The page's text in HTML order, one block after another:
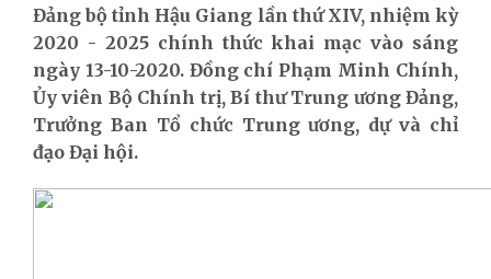
Đảng bộ tỉnh Hậu Giang lần thứ XIV, nhiệm kỳ
2020 - 2025 chính thức khai mạc vào sáng
ngày 13-10-2020. Đồng chí Phạm Minh Chính,
Ủy viên Bộ Chính trị, Bí thư Trung ương Đảng,
Trưởng Ban Tổ chức Trung ương, dự và chỉ
đạo Đại hội.